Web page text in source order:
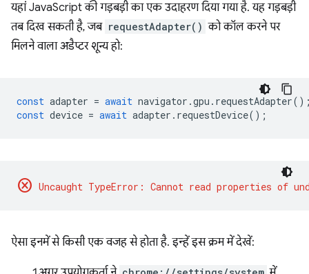
यहां JavaScript की गड़बड़ी का एक उदाहरण दिया गया है. यह गड़बड़ी
तब दिख सकती है, जब requestAdapter() को कॉल करने पर
मिलने वाला अडैप्टर शून्य हो:
const adapter = await navigator .gpu . requestAdapter
const device = await adapter . requestDevice();
cancel
ऐसा इनमें से किसी एक वजह से होता है. इन्हें इस क्रम में देखें: